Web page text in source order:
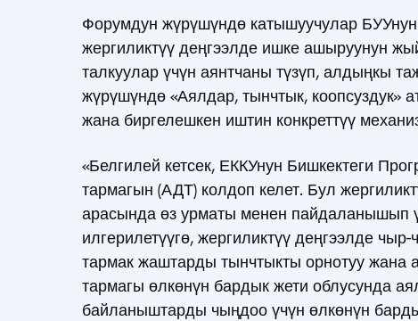
Форумдун жүрүшүндө катышуучулар
жергиликтүү деңгээлде ишке ашыруунун
талкуулар үчүн аянтчаны түзүп, алдыңкы
жүрүшүндө «Аялдар, тынчтык, коопсуздук»
жана биргелешкен иштин конкреттүү
«Белгилей кетсек, ЕККУнун Бишкектеги
тармагын (АДТ) колдоп келет. Бул
арасында өз урматы менен пайдаланышып
илгерилетүүгө, жергиликтүү деңгээлде
тармак жаштарды тынчтыкты орнотуу жана
тармагы өлкөнүн бардык жети облусунда
байланыштарды чыңдоо үчүн өлкөнүн